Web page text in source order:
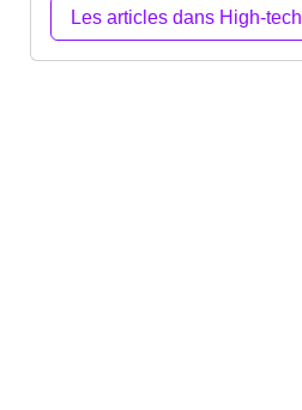
Les articles dans High-tech